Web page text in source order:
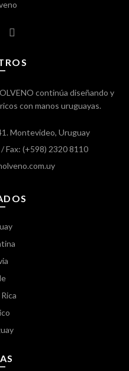
continúa diseñando y
con manos uruguayas.
Montevideo, Uruguay
/ Fax: (+598) 2320 8110